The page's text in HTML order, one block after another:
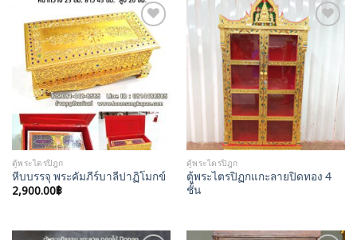
Add to
Wishlist
ตู้พระไตรปิฎก
หีบบรรจุ พระคัมภีร์บาลีปาฏิโมกข์
2,900.00฿
Wishlist
ตู้พระไตรปิฎก
ตู้พระไตรปิฏกแกะลายปิดทอง 4
ชั้น